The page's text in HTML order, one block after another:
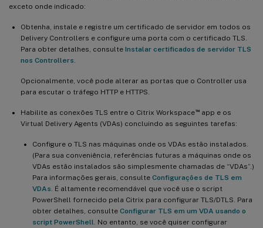
exceto onde indicado:
Obtenha, instale e registre um certificado de servidor em todos os
Delivery Controllers e configure uma porta com o certificado TLS.
Para obter detalhes, consulte Instalar certificados de servidor TLS
nos Controllers
Opcionalmente, você pode alterar as portas que o Controller usa
para escutar o tráfego HTTP e HTTPS.
Habilite as conexões TLS entre o Citrix Workspace™app e os
Virtual Delivery Agents (VDAs) concluindo as seguintes tarefas:
Configure o TLS nas máquinas onde os VDAs estão instalados.
(Para sua conveniência, referências futuras a máquinas onde os
VDAs estão instalados são simplesmente chamadas de “VDAs”.)
Para informações gerais, consulte Configurações de TLS em
VDAs . É altamente recomendável que você use o script
PowerShell fornecido pela Citrix para configurar TLS/DTLS. Para
obter detalhes, consulte Configurar TLS em um VDA usando o
script PowerShell . No entanto, se você quiser configurar